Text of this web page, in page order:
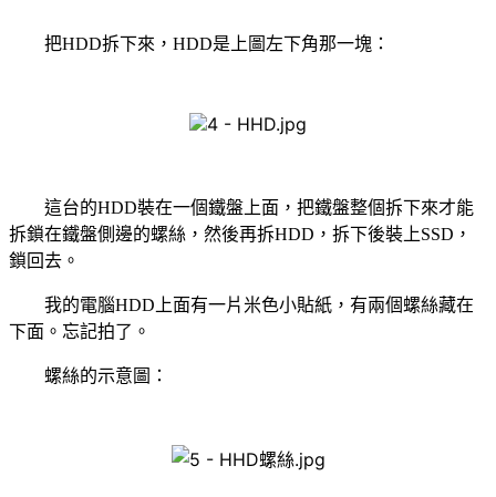
把HDD拆下來， HDD是上圖左下角那一塊：
這台的HDD裝在一個鐵盤上面，把鐵盤整個拆下來才能
拆鎖在鐵盤側邊的螺絲，然後再拆HDD ，拆下後裝上SSD ，
鎖回去。
我的電腦HDD 上面有一片米色小貼紙，有兩個螺絲藏在
下面。忘記拍了。
螺絲的示意圖：